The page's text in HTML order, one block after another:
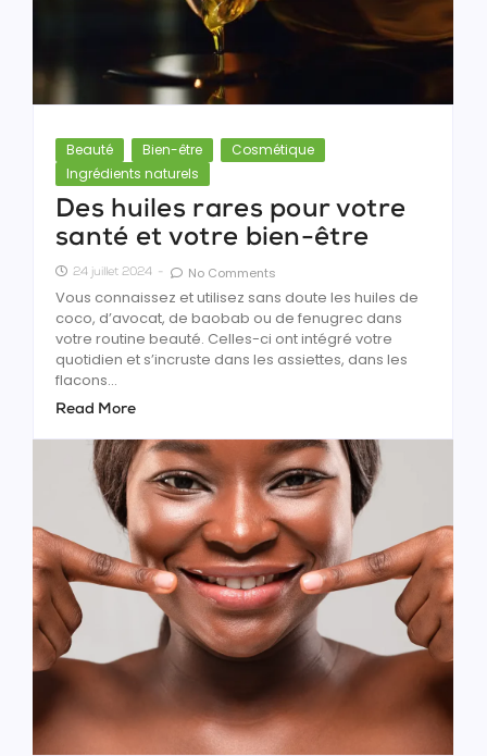
Beauté Bien-être
Cosmétique
Ingrédients naturels
Des huiles rares pour votre
santé et votre bien-être
24 juillet 2024 - No Comments
Vous connaissez et utilisez sans doute les huiles de
coco, d’avocat, de baobab ou de fenugrec dans
votre routine beauté. Celles-ci ont intégré votre
quotidien et s’incruste dans les assiettes, dans les
flacons...
Read More